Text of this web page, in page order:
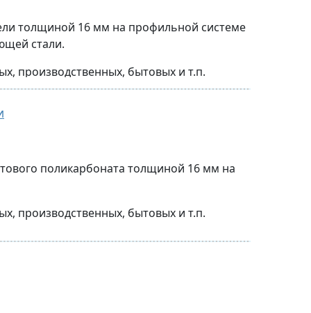
производителя
и опорных ножек и петель
производителя
производителя
толщиной 16 мм на профильной системе
стали.
производственных, бытовых и т.п.
полностью влагостойких
поликарбоната толщиной 16 мм на
производственных, бытовых и т.п.
полностью влагостойких